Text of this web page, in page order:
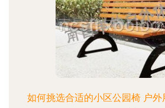
如何挑选合适的小区公园椅 户